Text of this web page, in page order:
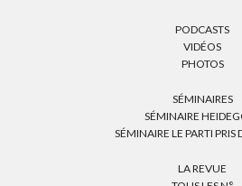
PODCASTS
VIDÉOS
PHOTOS
SÉMINAIRES
SÉMINAIRE
SÉMINAIRE LE PARTI PRIS
LA REVUE